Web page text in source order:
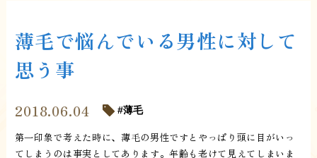
薄毛で悩んでいる男性に対して
思う事
2018.06.04 薄毛
第一印象で考えた時に、薄毛の男性ですとやっぱり頭に目がいっ
てしまうのは事実としてあります。年齢も老けて見えてしまいま